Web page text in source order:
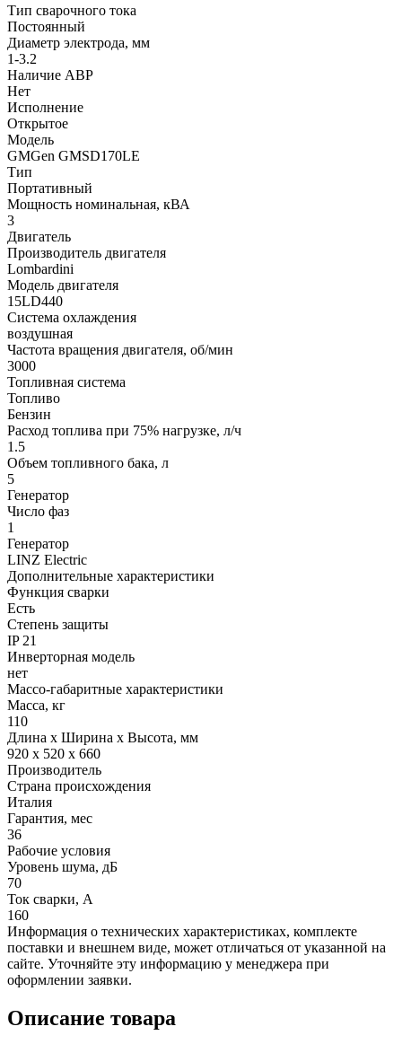
Тип сварочного тока
Постоянный
Диаметр электрода, мм
1-3.2
Наличие АВР
Нет
Исполнение
Открытое
Модель
GMGen GMSD170LE
Тип
Портативный
Мощность номинальная, кВА
3
Двигатель
Производитель двигателя
Lombardini
Модель двигателя
15LD440
Система охлаждения
воздушная
Частота вращения двигателя, об/мин
3000
Топливная система
Топливо
Бензин
Расход топлива при 75% нагрузке, л/ч
1.5
Объем топливного бака, л
5
Генератор
Число фаз
1
Генератор
LINZ Electric
Дополнительные характеристики
Функция сварки
Есть
Степень защиты
IP 21
Инверторная модель
нет
Массо-габаритные характеристики
Масса, кг
110
Длина х Ширина х Высота, мм
920 x 520 x 660
Производитель
Страна происхождения
Италия
Гарантия, мес
36
Рабочие условия
Уровень шума, дБ
70
Ток сварки, А
160
Информация о технических характеристиках, комплекте
поставки и внешнем виде, может отличаться от указанной на
сайте. Уточняйте эту информацию у менеджера при
оформлении заявки.
Описание товара